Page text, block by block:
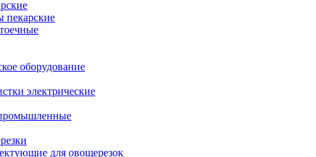
оборудование
электрические
для овощерезок